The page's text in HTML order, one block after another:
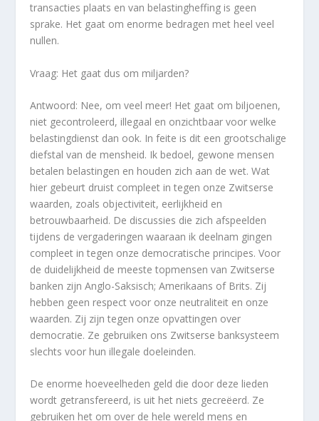
transacties plaats en van belastingheffing is geen
sprake. Het gaat om enorme bedragen met heel veel
nullen.
Vraag: Het gaat dus om miljarden?
Antwoord: Nee, om veel meer! Het gaat om biljoenen,
niet gecontroleerd, illegaal en onzichtbaar voor welke
belastingdienst dan ook. In feite is dit een grootschalige
diefstal van de mensheid. Ik bedoel, gewone mensen
betalen belastingen en houden zich aan de wet. Wat
hier gebeurt druist compleet in tegen onze Zwitserse
waarden, zoals objectiviteit, eerlijkheid en
betrouwbaarheid. De discussies die zich afspeelden
tijdens de vergaderingen waaraan ik deelnam gingen
compleet in tegen onze democratische principes. Voor
de duidelijkheid de meeste topmensen van Zwitserse
banken zijn Anglo-Saksisch; Amerikaans of Brits. Zij
hebben geen respect voor onze neutraliteit en onze
waarden. Zij zijn tegen onze opvattingen over
democratie. Ze gebruiken ons Zwitserse banksysteem
slechts voor hun illegale doeleinden.
De enorme hoeveelheden geld die door deze lieden
wordt getransfereerd, is uit het niets gecreëerd. Ze
gebruiken het om over de hele wereld mens en